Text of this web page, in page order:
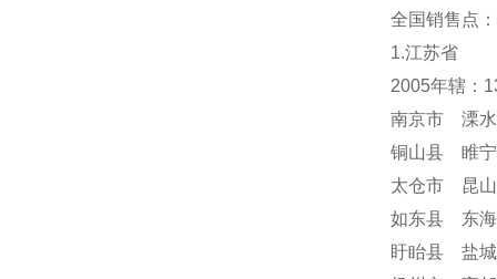
全国销售点：
1.江苏省
2005年辖：
南京市 溧
铜山县 睢
太仓市 昆
如东县 东
盱眙县 盐